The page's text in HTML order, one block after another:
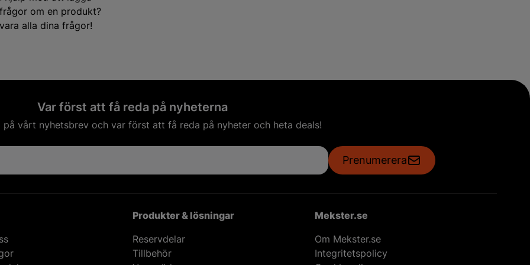
om en produkt?
alla dina frågor!
Var först att få reda på nyheterna
på vårt nyhetsbrev och var först att få reda på nyheter och heta deals!
Prenumerera
Produkter & lösningar
Reservdelar
Tillbehör
Mekster.se
Om Mekster.se
Integritetspolicy